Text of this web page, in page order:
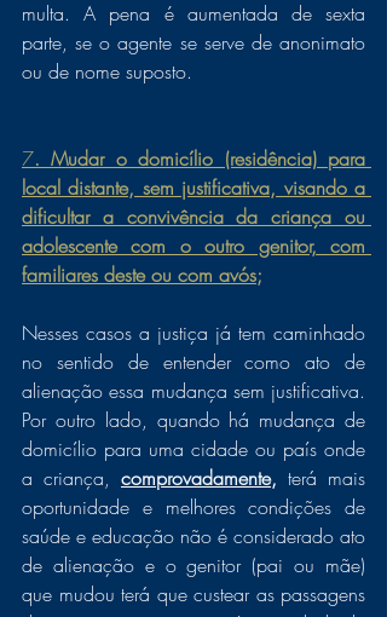
multa. A pena é aumentada de sexta
parte, se o agente se serve de anonimato
ou de nome suposto.
7. Mudar o domicílio (residência) para
local distante, sem justificativa, visando a
dificultar a convivência da criança ou
adolescente com o outro genitor, com
familiares deste ou com avós;
Nesses casos a justiça já tem caminhado
no sentido de entender como ato de
alienação essa mudança sem justificativa.
Por outro lado, quando há mudança de
domicílio para uma cidade ou país onde
a criança, comprovadamente, terá mais
oportunidade e melhores condições de
saúde e educação não é considerado ato
de alienação e o genitor (pai ou mãe)
que mudou terá que custear as passagens